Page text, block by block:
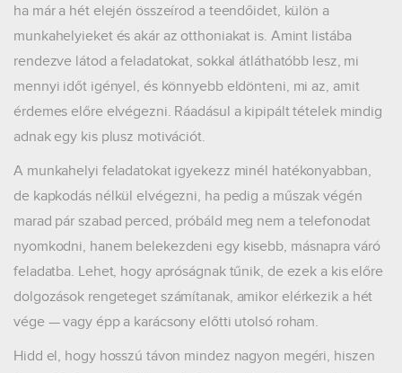
ha már a hét elején összeírod a teendőidet, külön a
munkahelyieket és akár az otthoniakat is. Amint listába
rendezve látod a feladatokat, sokkal átláthatóbb lesz, mi
mennyi időt igényel, és könnyebb eldönteni, mi az, amit
érdemes előre elvégezni. Ráadásul a kipipált tételek mindig
adnak egy kis plusz motivációt.
A munkahelyi feladatokat igyekezz minél hatékonyabban,
de kapkodás nélkül elvégezni, ha pedig a műszak végén
marad pár szabad perced, próbáld meg nem a telefonodat
nyomkodni, hanem belekezdeni egy kisebb, másnapra váró
feladatba. Lehet, hogy apróságnak tűnik, de ezek a kis előre
dolgozások rengeteget számítanak, amikor elérkezik a hét
vége — vagy épp a karácsony előtti utolsó roham.
Hidd el, hogy hosszú távon mindez nagyon megéri, hiszen